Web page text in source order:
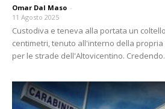
Omar Dal Maso -
11 Agosto 2025
Custodiva e teneva alla portata un
centimetri, tenuto all'interno della
per le strade dell'Altovicentino.